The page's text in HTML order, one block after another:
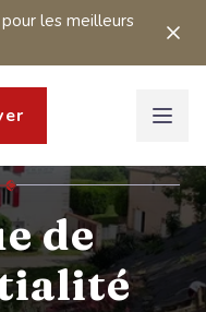
les meilleurs
de